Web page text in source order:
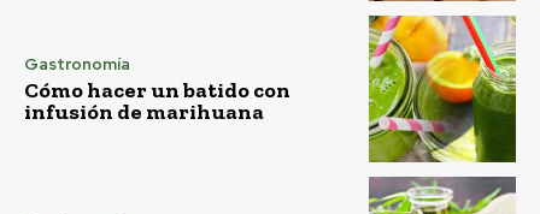
Gastronomía
Cómo hacer un batido con
infusión de marihuana